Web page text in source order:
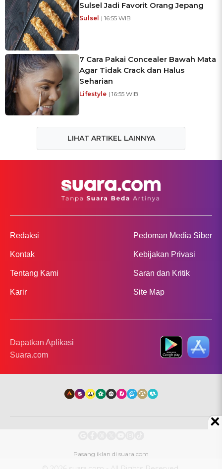
Sulsel Jadi Favorit Orang Jepang
Sulsel | 16:55 WIB
7 Cara Pakai Concealer Bawah Mata
Agar Tidak Crack dan Halus
Seharian
Lifestyle | 16:55 WIB
LIHAT ARTIKEL LAINNYA
Redaksi
Kontak
Tentang Kami
Karir
Pedoman Media Siber
Kebijakan Privasi
Saran dan Kritik
Site Map
Dapatkan Aplikasi
Suara.com